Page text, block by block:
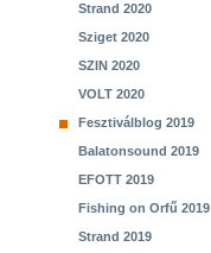
Strand 2020
Sziget 2020
SZIN 2020
VOLT 2020
Fesztiválblog 2019
Balatonsound 2019
EFOTT 2019
Fishing on Orfű 2019
Strand 2019